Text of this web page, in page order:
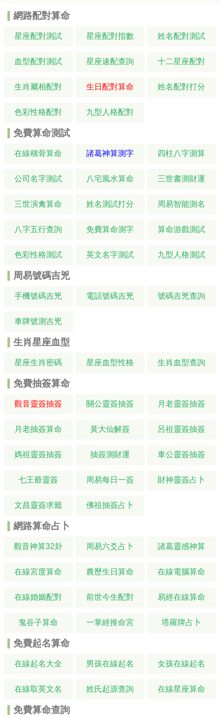
網路配對算命
星座配對測試 星座配對指數 姓名配對測試
血型配對測試 星座速配查詢 十二星座配對
生肖屬相配對 生日配對算命 姓名配對打分
色彩性格配對 九型人格配對
免費算命測試
在線稱骨算命 諸葛神算測字 四柱八字測算
公司名字測試 八宅風水算命 三世書測財運
三世演禽算命 姓名測試打分 周易智能測名
八字五行查詢 免費算命測字 算命游戲測試
色彩性格測試 英文名字測試 九型人格測試
周易號碼吉兇
手機號碼吉兇 電話號碼吉兇 號碼吉兇查詢
車牌號測吉兇
生肖星座血型
星座生肖密碼 星座血型性格 生肖血型查詢
免費抽簽算命
觀音靈簽抽簽 關公靈簽抽簽 月老靈簽抽簽
月老抽簽算命 黃大仙解簽 呂祖靈簽抽簽
媽祖靈簽抽簽 抽簽測財運 車公靈簽抽簽
七王爺靈簽 周易每日一簽 財神靈簽占卜
文昌靈簽求籤 佛祖抽簽占卜
網路算命占卜
觀音神算32卦 周易六爻占卜 諸葛靈感神算
在線宮度算命 農歷生日算命 在線電腦算命
在線婚姻配對 前世今生配對 易經在線算命
鬼谷子算命 一掌經推命宮 塔羅牌占卜
免費起名算命
在線起名大全 男孩在線起名 女孩在線起名
在線取英文名 姓氏起源查詢 在線星座算命
免費算命查詢